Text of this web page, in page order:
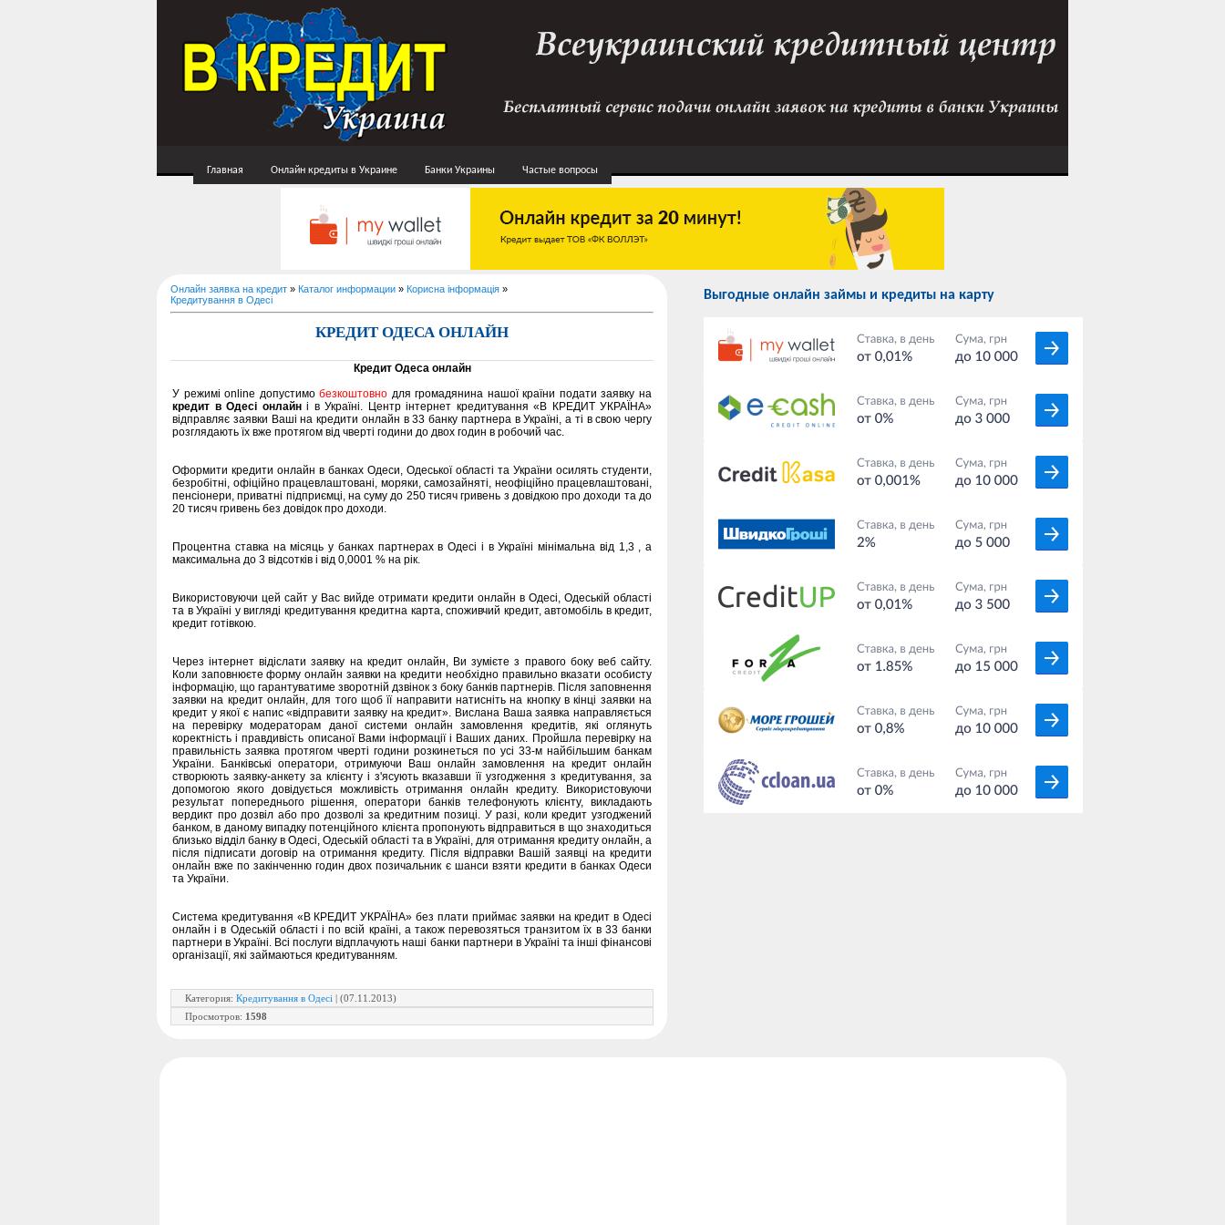
Главная Онлайн кредиты в Украине Банки Украины Частые вопросы
Выгодные онлайн займы и кредиты на карту
Онлайн заявка на кредит » Каталог информации » Корисна інформація »
Кредитування в Одесі
КРЕДИТ ОДЕСА ОНЛАЙН
Кредит Одеса онлайн
У режимі online допустимобезкоштовно для громадянина нашої країни подати заявку на
кредит в Одесі онлайні в Україні. Центр інтернет кредитування «В КРЕДИТ УКРАЇНА»
відправляє заявки Ваші на кредити онлайн в 33 банку партнера в Україні, а ті в свою чергу
розглядають їх вже протягом від чверті години до двох годин в робочий час.
Оформити кредити онлайн в банках Одеси, Одеської області та України осилять студенти,
безробітні, офіційно працевлаштовані, моряки, самозайняті, неофіційно працевлаштовані,
пенсіонери, приватні підприємці, на суму до 250 тисяч гривень з довідкою про доходи та до
20 тисяч гривень без довідок про доходи.
Процентна ставка на місяць у банках партнерах в Одесі і в Україні мінімальна від 1,3 , а
максимальна до 3 відсотків і від 0,0001 % на рік.
Використовуючи цей сайт у Вас вийде отримати кредити онлайн в Одесі, Одеській області
та в Україні у вигляді кредитування кредитна карта, споживчий кредит, автомобіль в кредит,
кредит готівкою.
Через інтернет відіслати заявку на кредит онлайн, Ви зумієте з правого боку веб сайту.
Коли заповнюєте форму онлайн заявки на кредити необхідно правильно вказати особисту
інформацію, що гарантуватиме зворотній дзвінок з боку банків партнерів. Після заповнення
заявки на кредит онлайн, для того щоб її направити натисніть на кнопку в кінці заявки на
кредит у якої є напис «відправити заявку на кредит». Вислана Ваша заявка направляється
на перевірку модераторам даної системи онлайн замовлення кредитів, які оглянуть
коректність і правдивість описаної Вами інформації і Ваших даних. Пройшла перевірку на
правильність заявка протягом чверті години розкинеться по усі 33-м найбільшим банкам
України. Банківські оператори, отримуючи Ваш онлайн замовлення на кредит онлайн
створюють заявку-анкету за клієнту і з'ясують вказавши її узгодження з кредитування, за
допомогою якого довідується можливість отримання онлайн кредиту. Використовуючи
результат попереднього рішення, оператори банків телефонують клієнту, викладають
вердикт про дозвіл або про дозволі за кредитним позиці. У разі, коли кредит узгоджений
банком, в даному випадку потенційного клієнта пропонують відправиться в що знаходиться
близько відділ банку в Одесі, Одеській області та в Україні, для отримання кредиту онлайн, а
після підписати договір на отримання кредиту. Після відправки Вашій заявці на кредити
онлайн вже по закінченню годин двох позичальник є шанси взяти кредити в банках Одеси
та України.
Система кредитування «В КРЕДИТ УКРАЇНА» без плати приймає заявки на кредит в Одесі
онлайн і в Одеській області і по всій країні, а також перевозяться транзитом їх в 33 банки
партнери в Україні. Всі послуги відплачують наші банки партнери в Україні та інші фінансові
організації, які займаються кредитуванням.
Категория: Кредитування в Одесі | (07.11.2013)
Просмотров: 1598